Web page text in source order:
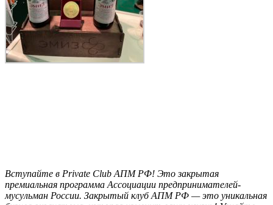
Вступайте в Private Club АПМ РФ! Это закрытая
премиальная программа Ассоциации предпринимателей-
мусульман России. Закрытый клуб АПМ РФ — это уникальная